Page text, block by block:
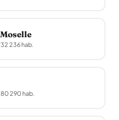
236 hab.
290 hab.